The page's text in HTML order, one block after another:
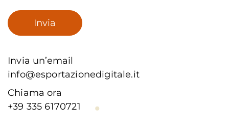
Invia un’email
info@esportazionedigitale.it
Chiama ora
+39 335 6170721